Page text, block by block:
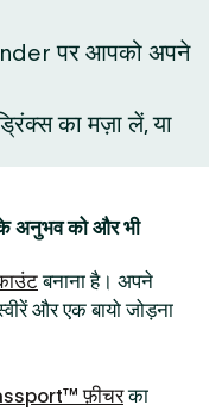
पर आपको अपने
का मज़ा लें, या
अनुभव को और भी
बनाना है। अपने
और एक बायो जोड़ना
फ़ीचरका